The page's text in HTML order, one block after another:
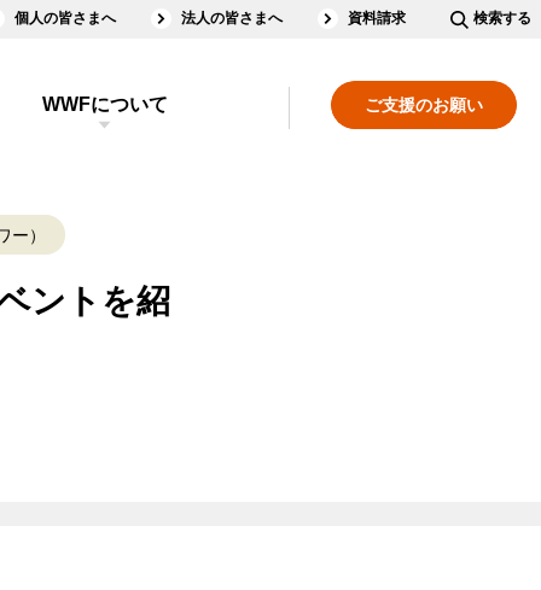
個人の皆さまへ 法人の皆さまへ 資料請求 検索する
ご支援のお願い
WWFについて
ー）
ントを紹